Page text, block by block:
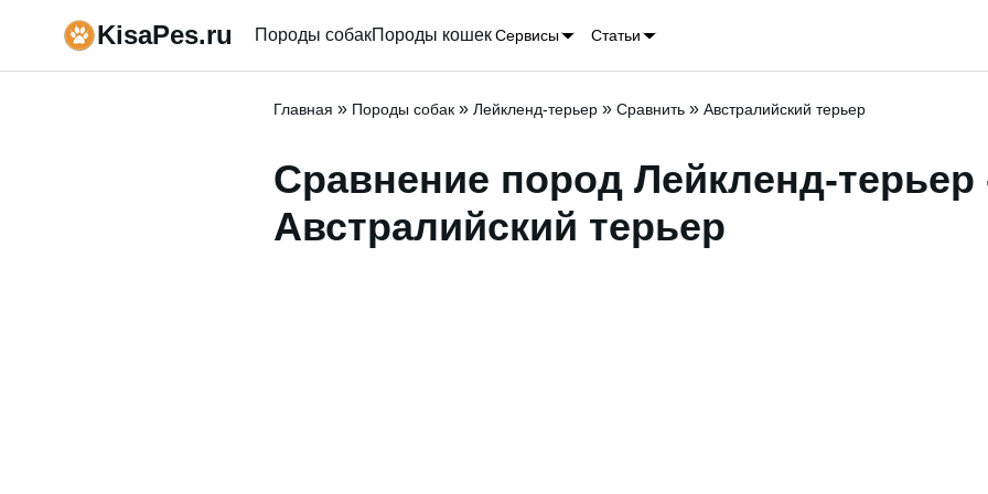
KisaPes.ru Породы собакПороды кошекСервисы Статьи
Главная » Породы собак » Лейкленд-терьер » Сравнить » Австралийский терьер
Сравнение пород Лейкленд-терьер
Австралийский терьер